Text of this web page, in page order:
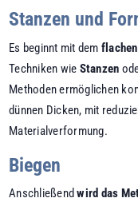
Stanzen und
Es beginnt mit dem
Techniken wie Stanzen
Methoden ermöglichen
dünnen Dicken, mit
Materialverformung.
Biegen
Anschließendwird das